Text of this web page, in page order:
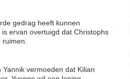
gedrag heeft kunnen
ervan overtuigd dat Christophs
vermoeden dat Kilian